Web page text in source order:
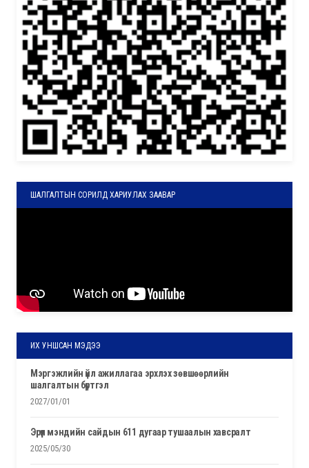
ШАЛГАЛТЫН СОРИЛД ХАРИУЛАХ ЗААВАР
ИХ УНШСАН МЭДЭЭ
мэргэжлийн үйл ажиллагаа эрхлэх зөвшөөрлийн
шалгалтын бүртгэл
2027/01/01
эрүүл мэндийн сайдын 611 дугаар тушаалын хавсралт
2025/05/30